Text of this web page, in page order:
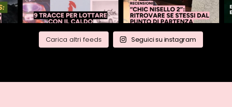
Carica altri feeds Seguici su instagram